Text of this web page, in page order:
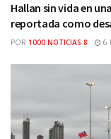
Hallan sin vida en
reportada como
POR 1000 NOTICIAS 8 6